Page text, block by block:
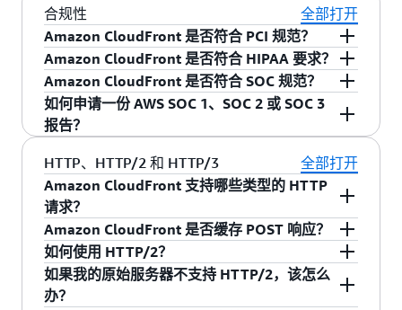
式 POP 来传送内容，从而确保最终用户获得最佳
性能。
您可以使用嵌入式 POP 门户管理部署在网络中的
嵌入式 POP。嵌入式 POP 门户与 AWS 互连门户
集成，并提供统一的界面，可以轻松自助完成与
这些 POP 整个生命周期相关的各种任务。这包括
申请新设备、跟踪请求进度、监控性能统计数据
和请求支持。您可以使用 PeeringDB 账户，通过
单点登录（SSO）身份验证来访问门户。
合规性
全部打开
Amazon CloudFront 是否符合 PCI 规范？
Amazon CloudFront [不包括通过 CloudFront 嵌
入式 POP 进行的内容交付] 包含在符合支付卡行
业数据安全标准（PCI DSS）商家第 1 级（服务提
供商需要遵循的最高级别）的服务组合中。有关
更多信息，请参阅开发人员指南
Amazon CloudFront 是否符合 HIPAA 要求？
AWS 已对其 HIPAA 合规性计划进行扩展，其中已
将 Amazon CloudFront [不包括通过 CloudFront
嵌入式 POP 进行的内容交付] 作为一项符合
HIPAA 要求的服务包括进来。如果您已与 AWS 签
订商业合伙协议（BAA），则可以使用 Amazon
CloudFront [不包括通过 CloudFront 嵌入式 POP
进行的内容交付] 来加快交付受保护健康信息
（PHI）。 有关更多信息，请参阅HIPAA 合规性
和我们的开发人员指南。
Amazon CloudFront 是否符合 SOC 规范？
Amazon CloudFront [不包括通过 CloudFront 嵌
入式 POP 进行的内容交付] 符合 SOC（系统和组
织控制）措施要求。SOC 报告是独立的第三方检
查报告，阐明了 AWS 如何达成关键合规性控制和
目标。 有关更多信息，请参阅
和我们的 开发人员指南。
如何申请一份 AWS SOC 1、SOC 2 或 SOC 3
报告？
AWS SOC 1 和 SOC 2 报告面向使用 AWS Artifact
的客户提供。AWS Artifact 是一个自助服务门户，
可通过此门户按需访问 AWS 的合规性报告。您可
以登录AWS 管理控制台中的 AWS Artifact或通过
AWS Artifact 入门了解更多信息。AWS 网站上公
开发布了最新的AWS SOC 3 报告。
HTTP、HTTP/2 和 HTTP/3
全部打开
Amazon CloudFront 支持哪些类型的 HTTP
请求？
目前，Amazon CloudFront 支持 GET、HEAD、
POST、PUT、PATCH、DELETE 和 OPTIONS 请
求。
Amazon CloudFront 是否缓存 POST 响应？
Amazon CloudFront 不会缓存对 POST、PUT、
DELETE 和 PATCH 请求的响应，因为这些请求会
如何使用 HTTP/2？
如果您已有 Amazon CloudFront 分发，则可以使
如果我的原始服务器不支持 HTTP/2，该怎么
办？